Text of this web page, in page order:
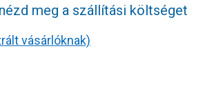
nézd meg a szállítási költséget
vásárlóknak)